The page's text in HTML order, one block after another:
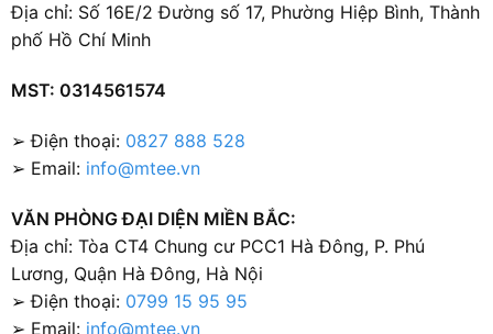
Địa chỉ: Số 16E/2 Đường số 17, Phường Hiệp Bình, Thành
phố Hồ Chí Minh
MST: 0314561574
➢ Điện thoại: 0827 888 528
➢ Email: info@mtee.vn
VĂN PHÒNG ĐẠI DIỆN MIỀN BẮC:
Địa chỉ: Tòa CT4 Chung cư PCC1 Hà Đông, P. Phú
Lương, Quận Hà Đông, Hà Nội
➢ Điện thoại: 0799 15 95 95
➢ Email: info@mtee.vn